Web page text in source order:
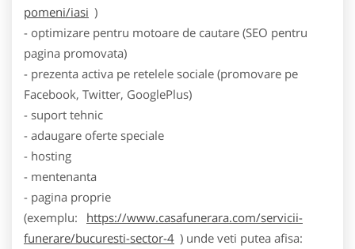
pomeni/iasi )
- optimizare pentru motoare de cautare (SEO pentru
pagina promovata)
- prezenta activa pe retelele sociale (promovare pe
Facebook, Twitter, GooglePlus)
- suport tehnic
- adaugare oferte speciale
- hosting
- mentenanta
- pagina proprie
(exemplu:
https://www.casafunerara.com/servicii-
funerare/bucuresti-sector-4 ) unde veti putea afisa: